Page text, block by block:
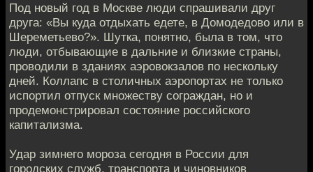
Под новый год в Москве люди спрашивали друг
друга: «Вы куда отдыхать едете, в Домодедово или в
Шереметьево?». Шутка, понятно, была в том, что
люди, отбывающие в дальние и близкие страны,
проводили в зданиях аэровокзалов по нескольку
дней. Коллапс в столичных аэропортах не только
испортил отпуск множеству сограждан, но и
продемонстрировал состояние российского
капитализма.
Удар зимнего мороза сегодня в России для
городских служб, транспорта и чиновников